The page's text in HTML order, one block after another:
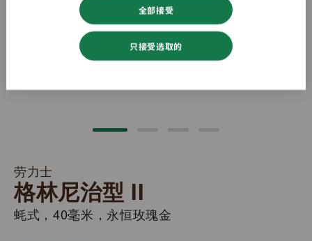
劳力士
格林尼治型 II
蚝式，40毫米，永恒玫瑰金
全部接受
只接受选取的